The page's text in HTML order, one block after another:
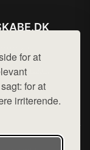
for at
for at
irriterende.
privatlivspolitik